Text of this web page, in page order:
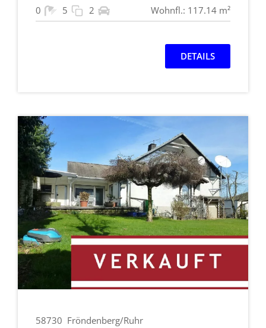
0 5 2 Wohnfl.: 117.14 m²
DETAILS
58730 Fröndenberg/Ruhr